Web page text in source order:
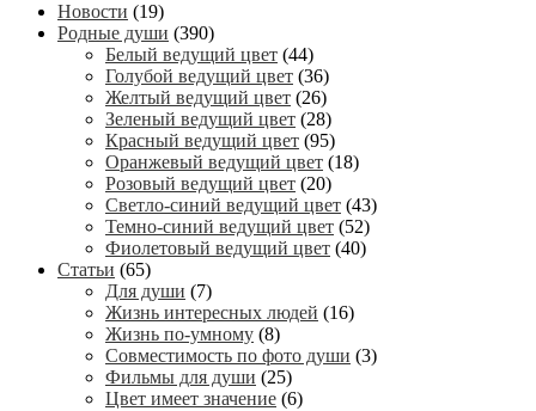
Новости (19)
Родные души (390)
Белый ведущий цвет (44)
Голубой ведущий цвет (36)
Желтый ведущий цвет (26)
Зеленый ведущий цвет (28)
Красный ведущий цвет (95)
Оранжевый ведущий цвет (18)
Розовый ведущий цвет (20)
Светло-синий ведущий цвет (43)
Темно-синий ведущий цвет (52)
Фиолетовый ведущий цвет (40)
Статьи (65)
Для души (7)
Жизнь интересных людей (16)
Жизнь по-умному (8)
Совместимость по фото души (3)
Фильмы для души (25)
Цвет имеет значение (6)